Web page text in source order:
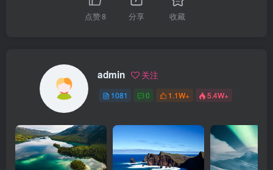
点赞8 分享 收藏
admin 关注
1081 0 1.1W+ 5.4W+